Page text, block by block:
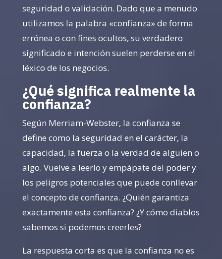
seguridad o validación. Dado que a menudo
utilizamos la palabra «confianza» de forma
errónea o con fines ocultos, su verdadero
significado e intención suelen perderse en el
léxico de los negocios.
¿Qué significa realmente la
confianza?
Según Merriam-Webster, la confianza se
define como la seguridad en el carácter, la
capacidad, la fuerza o la verdad de alguien o
algo. Vuelve a leerlo y empápate del poder y
los peligros potenciales que puede conllevar
el concepto de confianza. ¿Quién garantiza
exactamente esta confianza? ¿Y cómo diablos
sabemos si podemos creerles?
La respuesta corta es que la confianza no es